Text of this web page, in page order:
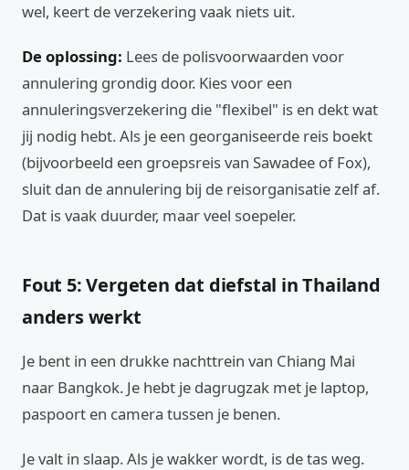
wel, keert de verzekering vaak niets uit.
De oplossing: Lees de polisvoorwaarden voor
annulering grondig door. Kies voor een
annuleringsverzekering die "flexibel" is en dekt wat
jij nodig hebt. Als je een georganiseerde reis boekt
(bijvoorbeeld een groepsreis van Sawadee of Fox),
sluit dan de annulering bij de reisorganisatie zelf af.
Dat is vaak duurder, maar veel soepeler.
Fout 5: Vergeten dat diefstal in Thailand
anders werkt
Je bent in een drukke nachttrein van Chiang Mai
naar Bangkok. Je hebt je dagrugzak met je laptop,
paspoort en camera tussen je benen.
Je valt in slaap. Als je wakker wordt, is de tas weg.